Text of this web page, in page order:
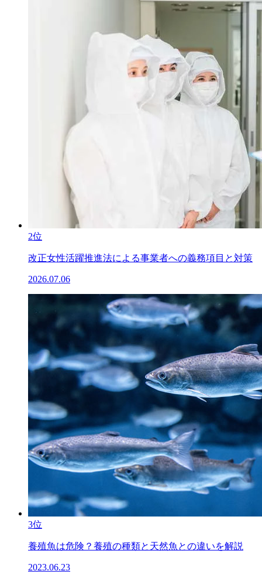
2位
改正女性活躍推進法による事業者への義務項目と対策
2026.07.06
3位
養殖魚は危険？養殖の種類と天然魚との違いを解説
2023.06.23